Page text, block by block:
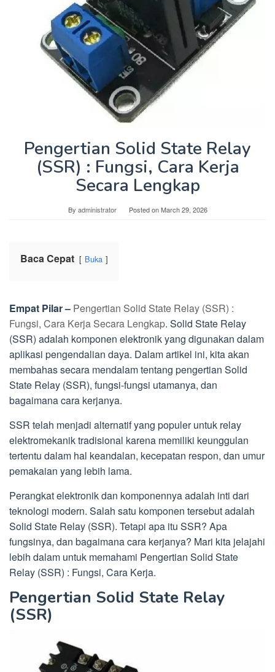
Pengertian Solid State Relay
(SSR) : Fungsi, Cara Kerja
Secara Lengkap
By administrator Posted onMarch 29, 2026
Baca Cepat Buka
Empat Pilar – Pengertian Solid State Relay (SSR) :
Fungsi, Cara Kerja Secara Lengkap. Solid State Relay
(SSR) adalah komponen elektronik yang digunakan dalam
aplikasi pengendalian daya. Dalam artikel ini, kita akan
membahas secara mendalam tentang pengertian Solid
State Relay (SSR), fungsi-fungsi utamanya, dan
bagaimana cara kerjanya.
SSR telah menjadi alternatif yang populer untuk relay
elektromekanik tradisional karena memiliki keunggulan
tertentu dalam hal keandalan, kecepatan respon, dan umur
pemakaian yang lebih lama.
Perangkat elektronik dan komponennya adalah inti dari
teknologi modern. Salah satu komponen tersebut adalah
Solid State Relay (SSR). Tetapi apa itu SSR? Apa
fungsinya, dan bagaimana cara kerjanya? Mari kita jelajahi
lebih dalam untuk memahami Pengertian Solid State
Relay (SSR) : Fungsi, Cara Kerja.
Pengertian Solid State Relay
(SSR)